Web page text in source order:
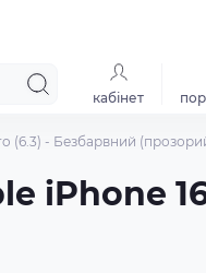
кабінет
(6.3) - Безбарвний
iPhone